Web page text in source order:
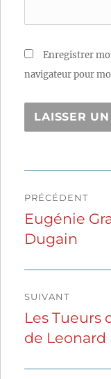
Enregistrer
navigateur pour
de
l’article
PRÉCÉDENT
Publication
précédente :
Eugénie
Dugain
SUIVANT
Publication
suivante :
Les Tueurs
de Leonard